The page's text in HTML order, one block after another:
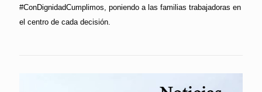
#ConDignidadCumplimos, poniendo a las familias trabajadoras en
el centro de cada decisión.